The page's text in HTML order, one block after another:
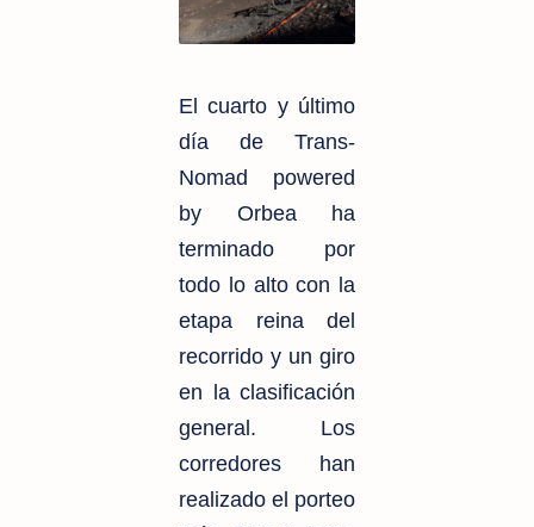
El cuarto y último
día de Trans-
Nomad powered
by Orbea ha
terminado por
todo lo alto con la
etapa reina del
recorrido y un giro
en la clasificación
general. Los
corredores han
realizado el porteo